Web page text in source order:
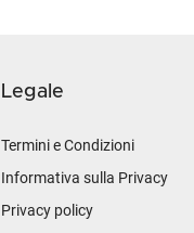
Legale
Termini e Condizioni
Informativa sulla Privacy
Privacy policy